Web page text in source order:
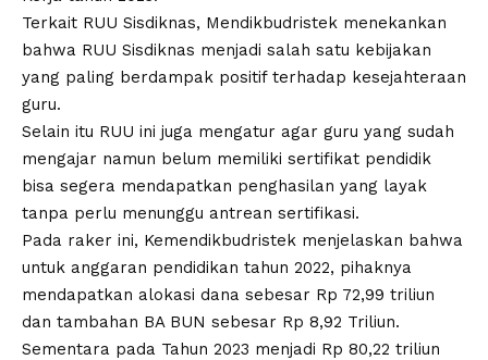
Terkait RUU Sisdiknas, Mendikbudristek menekankan
bahwa RUU Sisdiknas menjadi salah satu kebijakan
yang paling berdampak positif terhadap kesejahteraan
guru.
Selain itu RUU ini juga mengatur agar guru yang sudah
mengajar namun belum memiliki sertifikat pendidik
bisa segera mendapatkan penghasilan yang layak
tanpa perlu menunggu antrean sertifikasi.
Pada raker ini, Kemendikbudristek menjelaskan bahwa
untuk anggaran pendidikan tahun 2022, pihaknya
mendapatkan alokasi dana sebesar Rp 72,99 triliun
dan tambahan BA BUN sebesar Rp 8,92 Triliun.
Sementara pada Tahun 2023 menjadi Rp 80,22 triliun